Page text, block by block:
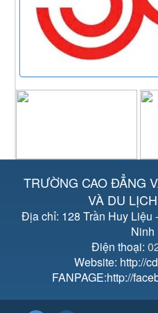
TRƯỜNG CAO ĐẲNG
VÀ DU
Địa chỉ: 128 Trần Huy Liệu
Ninh
Điện thoại:
Website: http://
FANPAGE:http://